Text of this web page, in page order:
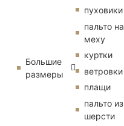
Большие
размеры
пуховики
пальто на
меху
куртки
ветровки
плащи
пальто из
шерсти